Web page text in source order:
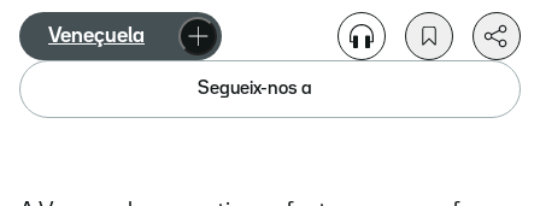
Veneçuela
Segueix-nos a